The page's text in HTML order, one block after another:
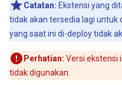
Catatan: Ekstensi yang
tidak akan tersedia lagi untuk
yang saat ini di-deploy tidak
Perhatian: Versi ekstensi
tidak digunakan.